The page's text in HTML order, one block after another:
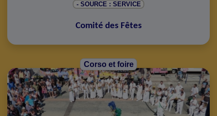
- SOURCE : SERVICE
Comité des Fêtes
Corso et foire